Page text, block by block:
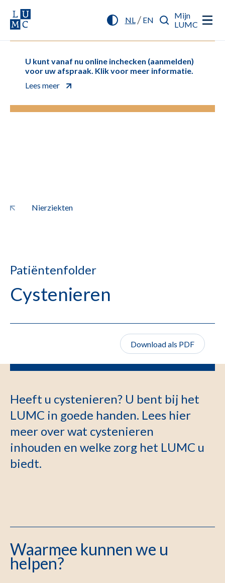
NL/ EN
Mijn
LUMC
U kunt vanaf nu online inchecken (aanmelden)
voor uw afspraak. Klik voor meer informatie.
Lees meer
Nierziekten
Patiëntenfolder
Cystenieren
Download als PDF
Heeft u cystenieren? U bent bij het
LUMC in goede handen. Lees hier
meer over wat cystenieren
inhouden en welke zorg het LUMC u
biedt.
Waarmee kunnen we u
helpen?